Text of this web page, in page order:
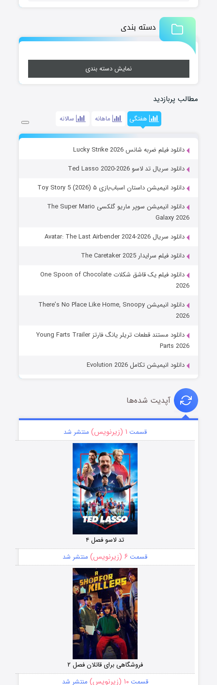
دسته بندی
نمایش دسته بندی
مطالب پربازدید
هفتگی ماهانه سالانه
دانلود فیلم ضربه شانس Lucky Strike 2026
دانلود سریال تد لاسو Ted Lasso 2020-2026
دانلود انیمیشن داستان اسباب‌بازی ۵ Toy Story 5 (2026)
دانلود انیمیشن سوپر ماریو گلکسی The Super Mario
Galaxy 2026
دانلود سریال Avatar: The Last Airbender 2024-2026
دانلود فیلم سرایدار The Caretaker 2025
دانلود فیلم یک قاشق شکلات One Spoon of Chocolate
2026
دانلود انیمیشن There’s No Place Like Home, Snoopy
2026
دانلود مستند قطعات تریلر یانگ فارتز Young Farts Trailer
Parts 2026
دانلود انیمیشن تکامل Evolution 2026
آپدیت شده‌ها
قسمت ۱ (زیرنویس) منتشر شد
تد لاسو فصل ۴
قسمت ۶ (زیرنویس) منتشر شد
فروشگاهی برای قاتلان فصل ۲
قسمت۱۰ (زیرنویس) منتشر شد